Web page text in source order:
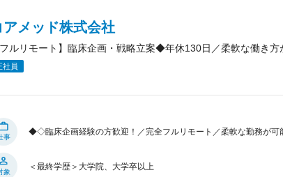
アメッド株式会社
フルリモート】臨床企画・戦略立案◆年休130日／柔軟な働き
社員
事
◆◇臨床企画経験の方歓迎！／完全フルリモート／柔軟な勤務が
象
＜最終学歴＞大学院、大学卒以上